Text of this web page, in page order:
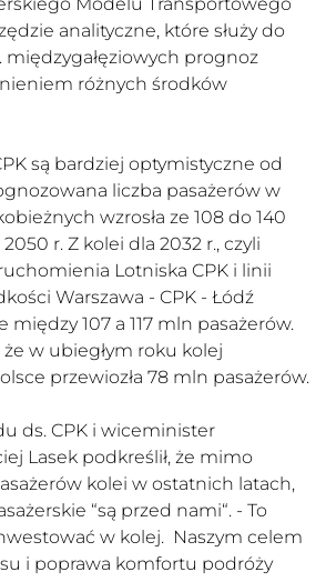
analityczne, które służy do
międzygałęziowych prognoz
różnych środków
są bardziej optymistyczne od
liczba pasażerów w
wzrosła ze 108 do 140
r. Z kolei dla 2032 r., czyli
Lotniska CPK i linii
Warszawa - CPK - Łódź
między 107 a 117 mln pasażerów.
że w ubiegłym roku kolej
przewiozła 78 mln pasażerów.
ds. CPK i wiceminister
Lasek podkreślił, że mimo
kolei w ostatnich latach,
“są przed nami“. - To
w kolej. Naszym celem
i poprawa komfortu podróży